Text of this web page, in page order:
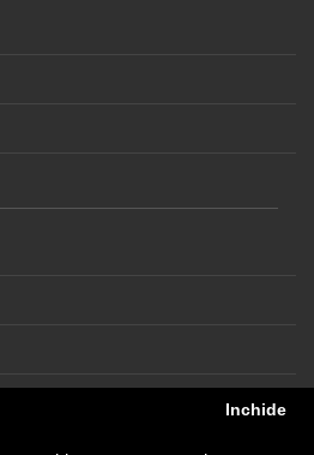
Inchide